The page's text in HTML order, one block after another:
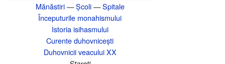
Mănăstiri—Școli—Spitale
Începuturile monahismului
Istoria isihasmului
Curente duhovnicești
Duhovnicii veacului XX